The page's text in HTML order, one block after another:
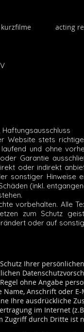
kurzfilme acting
Haftungsausschluss
Website stets
und ohne
Garantie
oder indirekt
sonstiger Hinweise
(inkl.
vorbehalten. Alle
zum Schutz
oder auf
Ihrer
ohne Angabe
Name, Anschrift oder
Ihre ausdrückliche
im Internet
Zugriff durch Dritte ist